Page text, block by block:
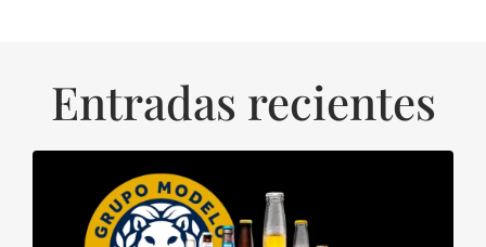
Entradas recientes